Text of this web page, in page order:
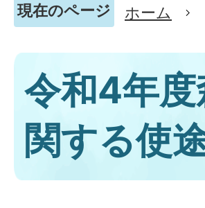
現在のページ ホーム
令和4年
関する使